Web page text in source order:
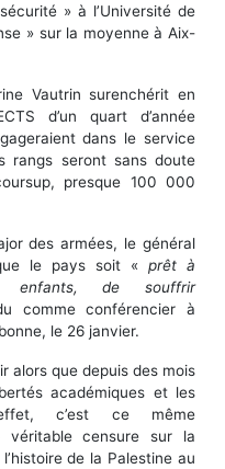
» à l’Université de
» sur la moyenne à Aix-
Vautrin surenchérit en
d’un quart d’année
dans le service
rangs seront sans doute
presque 100 000
des armées, le général
le pays soit « prêt à
enfants, de souffrir
comme conférencier à
le 26 janvier.
alors que depuis des mois
académiques et les
c’est ce même
véritable censure sur la
de la Palestine au